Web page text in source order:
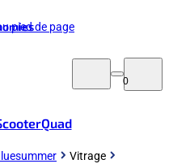
pied de page
0
Quad
Vitrage